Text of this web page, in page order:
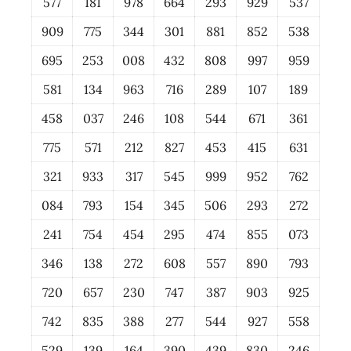
909
775 344 301 881 852
538
695
253 008 432 808 997
959
581
134 963 716 289 107
189
458
037 246 108 544 671
361
775
571 212 827 453 415
631
321
933 317 545 999 952
762
084
793 154 345 506 293
272
241
754 454 295 474 855
073
346
138 272 608 557 890
793
720
657 230 747 387 903
925
742
835 388 277 544 927
558